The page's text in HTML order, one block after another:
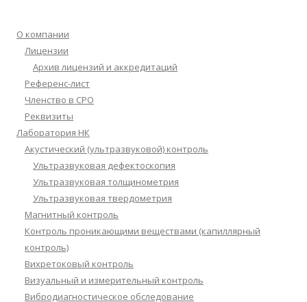
О компании
Лицензии
Архив лицензий и аккредитаций
Референс-лист
Членство в СРО
Реквизиты
Лаборатория НК
Акустический (ультразвуковой) контроль
Ультразвуковая дефектоскопия
Ультразвуковая толщинометрия
Ультразвуковая твердометрия
Магнитный контроль
Контроль проникающими веществами (капиллярный
контроль)
Вихретоковый контроль
Визуальный и измерительный контроль
Вибродиагностическое обследование